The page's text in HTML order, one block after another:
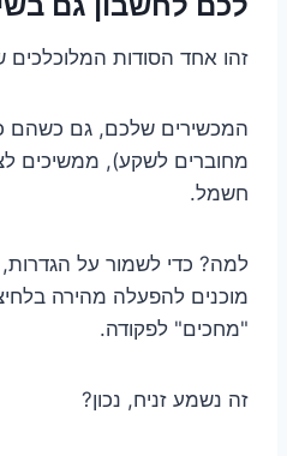
זהו אחד הסודות
המכשירים שלכם, גם כשהם
מחוברים לשקע), ממשיכים
חשמל.
למה? כדי לשמור על
מוכנים להפעלה מהירה
"מחכים" לפקודה.
זה נשמע זניח, נכון?